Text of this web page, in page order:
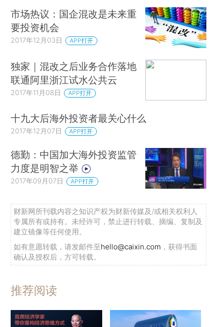
市场热议：国企混改是未来重
要投资机会
2017年12月03日 APP打开
独家｜混改之后业务合作落地
联通阿里浙江试水公共云
2017年11月08日 APP打开
十九大后海外投资者最关心什么
2017年12月07日 APP打开
德勤：中国加大海外投资监管
力度是明智之举
2017年09月07日 APP打开
财新网所刊载内容之知识产权为财新传媒及/或相关权利人
专属所有或持有。未经许可，禁止进行转载、摘编、复制及
建立镜像等任何使用。
如有意愿转载，请发邮件至hello@caixin.com ，获得书面
确认及授权后，方可转载。
推荐阅读